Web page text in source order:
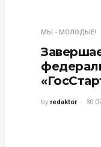
МЫ - МОЛОДЫЕ!
by redaktor